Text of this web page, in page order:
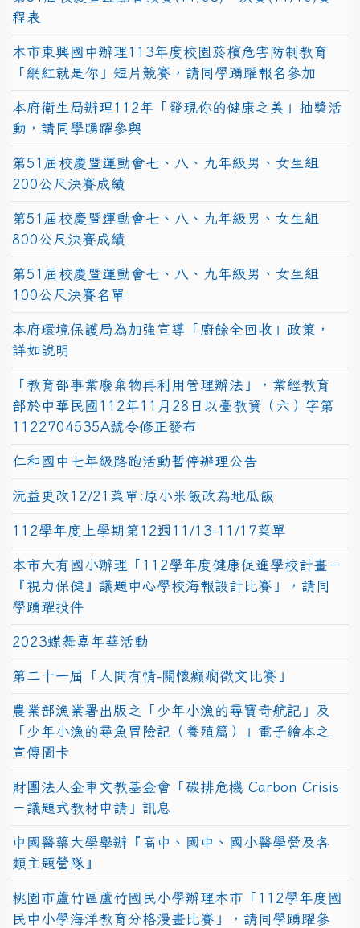
程表
本市東興國中辦理113年度校園菸檳危害防制教育
「網紅就是你」短片競賽，請同學踴躍報名參加
本府衛生局辦理112年「發現你的健康之美」抽獎活
動，請同學踴躍參與
第51屆校慶暨運動會七、八、九年級男、女生組
200公尺決賽成績
第51屆校慶暨運動會七、八、九年級男、女生組
800公尺決賽成績
第51屆校慶暨運動會七、八、九年級男、女生組
100公尺決賽名單
本府環境保護局為加強宣導「廚餘全回收」政策，
詳如說明
「教育部事業廢棄物再利用管理辦法」，業經教育
部於中華民國112年11月28日以臺教資（六）字第
1122704535A號令修正發布
仁和國中七年級路跑活動暫停辦理公告
沅益更改12/21菜單:原小米飯改為地瓜飯
112學年度上學期第12週11/13-11/17菜單
本市大有國小辦理「112學年度健康促進學校計畫－
『視力保健』議題中心學校海報設計比賽」，請同
學踴躍投件
2023蝶舞嘉年華活動
第二十一屆「人間有情-關懷癲癇徵文比賽」
農業部漁業署出版之「少年小漁的尋寶奇航記」及
「少年小漁的尋魚冒險記（養殖篇）」電子繪本之
宣傳圖卡
財團法人金車文教基金會「碳排危機 Carbon Crisis
－議題式教材申請」訊息
中國醫藥大學舉辦『高中、國中、國小醫學營及各
類主題營隊』
桃園市蘆竹區蘆竹國民小學辦理本市「112學年度國
民中小學海洋教育分格漫畫比賽」，請同學踴躍參